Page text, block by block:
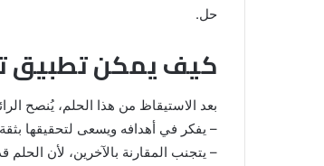
حل.
كيف يمكن تطبيق
بعد الاستيقاظ من هذا الحلم، يُنصح
– يفكر في أهدافه ويسعى لتحقيقها
– يتجنب المقارنة بالآخرين، لأن